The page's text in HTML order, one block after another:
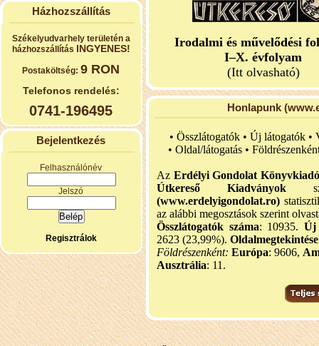
Házhozszállítás
Székelyudvarhely területén a
házhozszállítás INGYENES!
Postaköltség:9 RON
Telefonos rendelés:
0741-196495
Bejelentkezés
Felhasználónév
Jelszó
Regisztrálok
Irodalmi és művelődési
I–X. évfolyam
(Itt olvasható)
Honlapunk
• Összlátogatók • Új látogatók •
• Oldal/látogatás •
Az Erdélyi Gondolat
Útkereső Kiadványok
(www.erdelyigondolat.ro)
az alábbi megosztások szerint
Összlátogatók száma: 10935. Új
2623 (23,99%).
Földrészenként: Európa: 9606,
Ausztrália: 11.